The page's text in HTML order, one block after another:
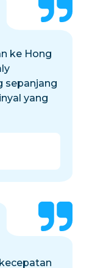
ke Hong
sepanjang
yang